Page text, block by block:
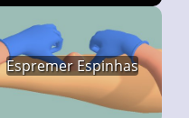
Espremer Espinhas